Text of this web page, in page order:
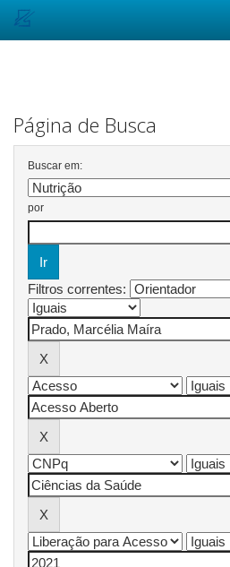
Página de Busca
Buscar em:
por
Filtros correntes: